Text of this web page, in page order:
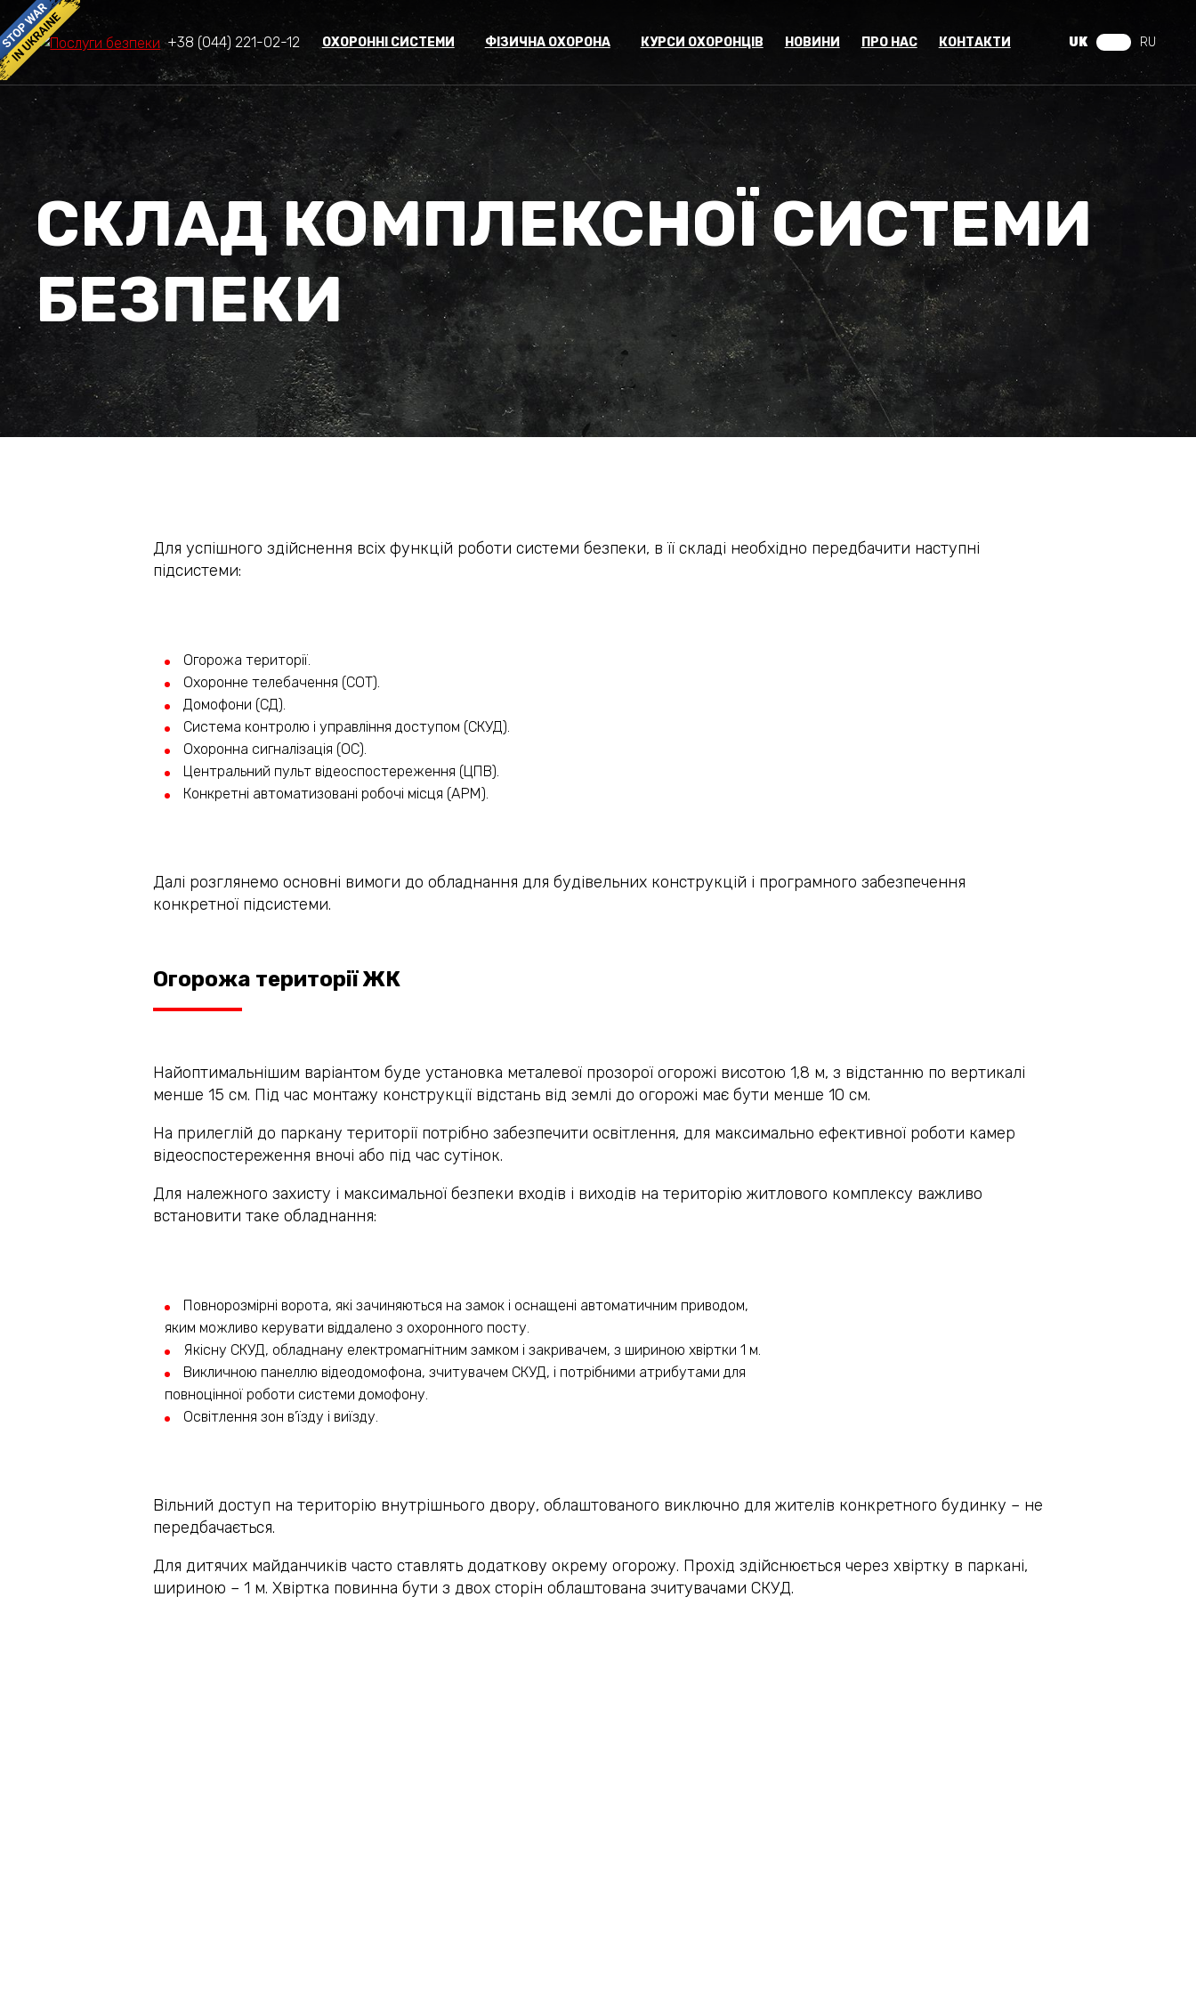
+38 (044) 221-02-12 UK RU
ОХОРОННІ СИСТЕМИ ФІЗИЧНА ОХОРОНА КУРСИ ОХОРОНЦІВ НОВИНИ ПРО НАС КОНТАКТИ
СКЛАД КОМПЛЕКСНОЇ СИСТЕМИ
БЕЗПЕКИ
Для успішного здійснення всіх функцій роботи системи безпеки, в її складі необхідно передбачити наступні
підсистеми:
Огорожа території.
Охоронне телебачення (СОТ).
Домофони (СД).
Система контролю і управління доступом (СКУД).
Охоронна сигналізація (ОС).
Центральний пульт відеоспостереження (ЦПВ).
Конкретні автоматизовані робочі місця (АРМ).
Далі розглянемо основні вимоги до обладнання для будівельних конструкцій і програмного забезпечення
конкретної підсистеми.
Огорожа території ЖК
Найоптимальнішим варіантом буде установка металевої прозорої огорожі висотою 1,8 м, з відстанню по вертикалі
менше 15 см. Під час монтажу конструкції відстань від землі до огорожі має бути менше 10 см.
На прилеглій до паркану території потрібно забезпечити освітлення, для максимально ефективної роботи камер
відеоспостереження вночі або під час сутінок.
Для належного захисту і максимальної безпеки входів і виходів на територію житлового комплексу важливо
встановити таке обладнання:
Повнорозмірні ворота, які зачиняються на замок і оснащені автоматичним приводом,
яким можливо керувати віддалено з охоронного посту.
Якісну СКУД, обладнану електромагнітним замком і закривачем, з шириною хвіртки 1 м.
Викличною панеллю відеодомофона, зчитувачем СКУД, і потрібними атрибутами для
повноцінної роботи системи домофону.
Освітлення зон в’їзду і виїзду.
Вільний доступ на територію внутрішнього двору, облаштованого виключно для жителів конкретного будинку – не
передбачається.
Для дитячих майданчиків часто ставлять додаткову окрему огорожу. Прохід здійснюється через хвіртку в паркані,
шириною – 1 м. Хвіртка повинна бути з двох сторін облаштована зчитувачами СКУД.